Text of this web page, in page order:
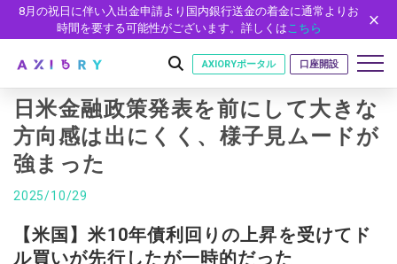
8月の祝日に伴い入出金申請より国内銀行送金の着金に通常よりお
時間を要する可能性がございます。詳しくはこちら
はじめに
はじめに
安全性
取引
取引商品
取引条件
口座
AXIORYポータル 口座開設
日米金融政策発表を前にして大きな
方向感は出にくく、様子見ムードが
強まった
2025/10/29
【米国】米10年債利回りの上昇を受けてド
ル買いが先行したが一時的だった